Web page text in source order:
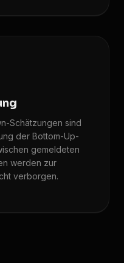
Schätzungen sind
der Bottom-Up-
gemeldeten
werden zur
verborgen.